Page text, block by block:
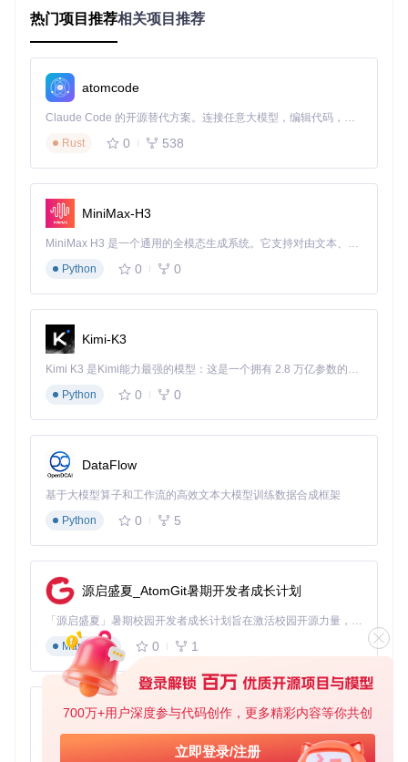
700万+用户深度参与代码创作，更多精彩内容等你共创
立即登录/注册
系统兼容性矩阵
macO
S版本
macO
S Vent
ura (1
3.x)
私与安全性 >
证书信任设置
代理
任"
macO
钥匙串访问 >
关闭并重新打
开钥匙串访问
macO
S Big
1.x)
钥匙串访问 >
系统 > 证书 >
> 网络 > Wi-
Fi > 高级 >
系统才能使证
🔧 打开res-downloader应用，点击左侧菜单栏中的设置图标
（齿轮形状），进入设置界面进行以下关键参数配置：
件的保存路径。
拦截功能
动捕获各种网络资源。
画质选择 ：在"清晰度"下拉菜单中选择"高画质"选项，以获
10-20之间。
主题选择：根据个人喜好选择"浅色主题"或"深色主题"。
设置完成后，点击"保存"按钮保存配置。
证书信任一键设置方法
🔧 完成应用内配置后，打开终端执行以下命令，将res-downlo
ader证书添加到系统信任列表：
热门项目推荐相关项目推荐
atomcode
Claude Code 的开源替代方案。连接任意大模型，编辑代码，运行命令，自动验证 — 全自动执行。用 Rust 构建，极致性能。 ｜ An open-source alternative to Claude Code. Connect any LLM, edit code, run commands, and verify changes — autonomously. Built in Rust for speed. Get Started
Rust
0 538
MiniMax-H3
MiniMax H3 是一个通用的全模态生成系统。它支持对由文本、图像、视频和音频组成的多模态上下文进行统一理解，并能生成分辨率高达 2K、时长可达 15 秒的带原生立体声音频的视频。得益于面向任务泛化的系统设计，H3 在预训练阶段就已具备广泛的多模态上下文理解与生成能力，能够出色地执行复杂的多模态指令。
Python
0 0
Kimi-K3
Kimi K3 是Kimi能力最强的模型：这是一个拥有 2.8 万亿参数的混合专家（MoE）模型，具备原生视觉理解能力，并支持 100 万 token 的上下文窗口。
Python
0 0
DataFlow
基于大模型算子和工作流的高效文本大模型训练数据合成框架
Python
0 5
源启盛夏_AtomGit暑期开发者成长计划
「源启盛夏」暑期校园开发者成长计划旨在激活校园开源力量，通过积分激励、认证扶持、资源倾斜等形式，引导高校组织和开发者完成「入驻 — 建项目 — 做贡献 — 获认证 — 得资源」的完整闭环。无论你是想带领社团入驻平台的组织者，还是希望用代码贡献证明自己的开发者，都能在这里找到属于你的成长路径。
Markdown
0 1
py-xiaozhi
基于Python的Xiaozhi AI，适用于想要完整Xiaozhi体验而无需拥有专用硬件的用户。